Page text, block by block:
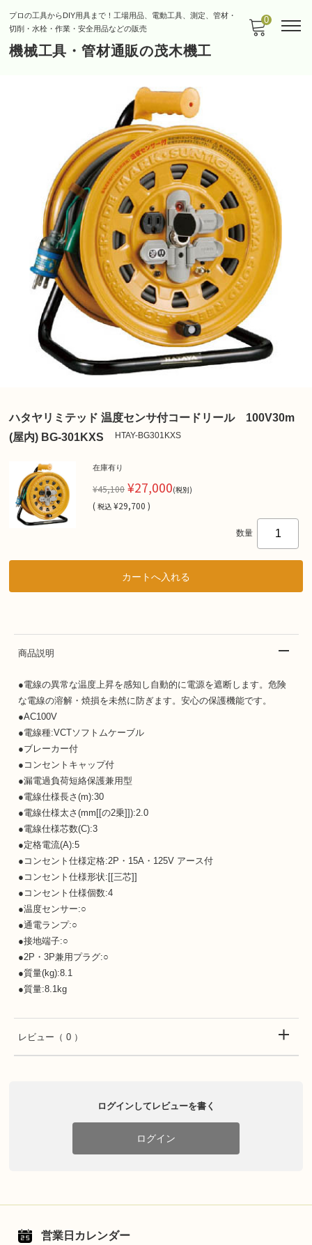
プロの工具からDIY用具まで！工場用品、電動工具、測定、管材・
切削・水栓・作業・安全用品などの販売
機械工具・管材通販の茂木機工
0
ハタヤリミテッド 温度センサ付コードリール 100V30m
(屋内) BG-301KXS
HTAY-BG301KXS
在庫有り
¥45,100 ¥27,000(税別)
( 税込 ¥29,700 )
数量
商品説明
●電線の異常な温度上昇を感知し自動的に電源を遮断します。危険
な電線の溶解・焼損を未然に防ぎます。安心の保護機能です。
●AC100V
●電線種:VCTソフトムケーブル
●ブレーカー付
●コンセントキャップ付
●漏電過負荷短絡保護兼用型
●電線仕様長さ(m):30
●電線仕様太さ(mm[[の2乗]]):2.0
●電線仕様芯数(C):3
●定格電流(A):5
●コンセント仕様定格:2P・15A・125V アース付
●コンセント仕様形状:[[三芯]]
●コンセント仕様個数:4
●温度センサー:○
●通電ランプ:○
●接地端子:○
●2P・3P兼用プラグ:○
●質量(kg):8.1
●質量:8.1kg
レビュー （ 0 ）
ログインしてレビューを書く
ログイン
営業日カレンダー